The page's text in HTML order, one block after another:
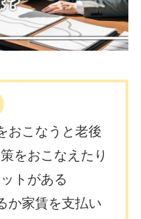
おこなうと老後
をおこなえたり
トがある
か家賃を支払い